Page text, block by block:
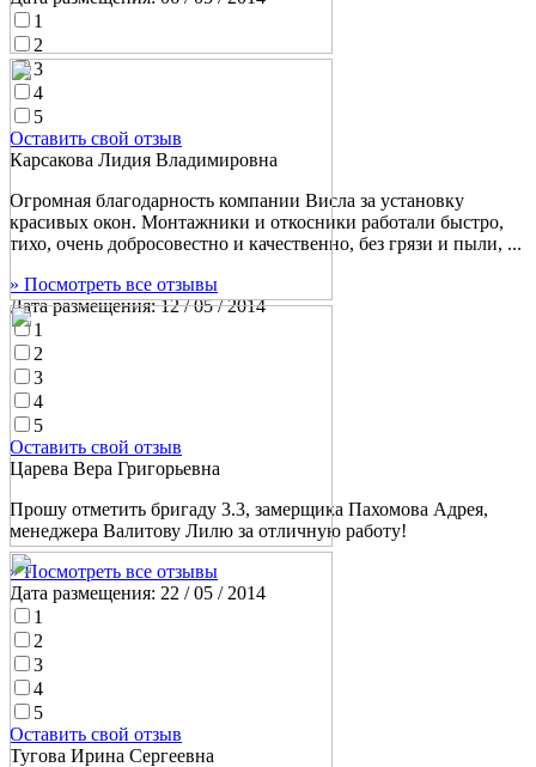
1
2
3
4
5
Оставить свой отзыв
Карсакова Лидия Владимировна
Огромная благодарность компании Висла за установку
красивых окон. Монтажники и откосники работали быстро,
тихо, очень добросовестно и качественно, без грязи и пыли, ...
» Посмотреть все отзывы
Дата размещения:12 / 05 / 2014
1
2
3
4
5
Оставить свой отзыв
Царева Вера Григорьевна
Прошу отметить бригаду 3.3, замерщика Пахомова Адрея,
менеджера Валитову Лилю за отличную работу!
» Посмотреть все отзывы
Дата размещения: 22 / 05 / 2014
1
2
3
4
5
Оставить свой отзыв
Тугова Ирина Сергеевна